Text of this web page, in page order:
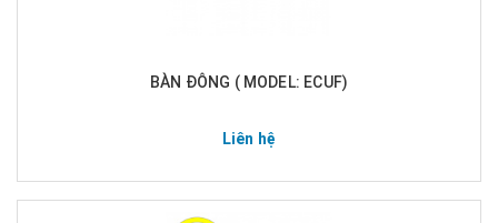
BÀN ĐÔNG ( MODEL: ECUF)
Liên hệ